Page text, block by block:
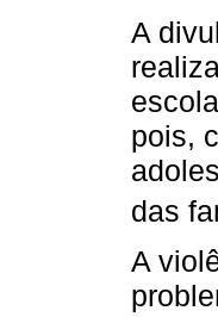
A
pois,
das
A